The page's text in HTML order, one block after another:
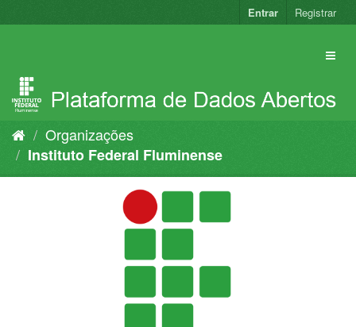
para
Entrar Registrar
Organizações
Instituto Federal Fluminense